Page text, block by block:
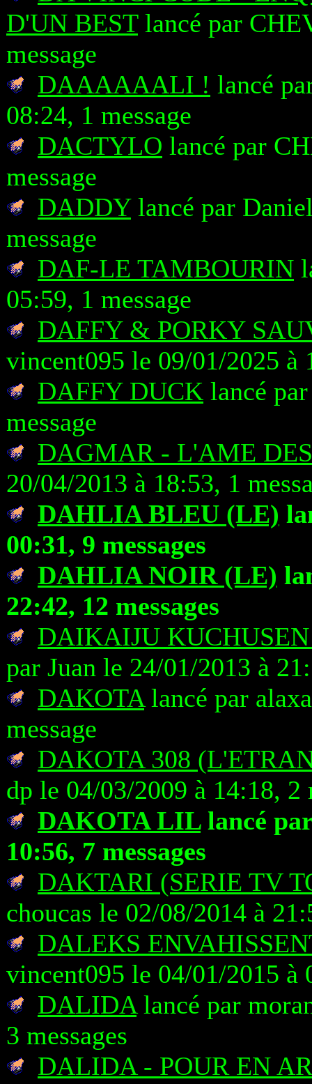
D'UN BESTlancé par
message
DAAAAAALI ! lancé
08:24, 1 message
DACTYLO lancé par
message
DADDYlancé par
message
DAF-LE TAMBOURIN
05:59, 1 message
DAFFY & PORKY
vincent095 le 09/01/2025 à
DAFFY DUCK lancé
message
DAGMAR - L'AME
20/04/2013 à 18:53, 1
DAHLIA BLEU (LE)
00:31, 9 messages
DAHLIA NOIR (LE)
22:42, 12 messages
DAIKAIJU
par Juan le 24/01/2013 à
DAKOTAlancé par
message
DAKOTA 308
dp le 04/03/2009 à 14:18, 2
DAKOTA LILlancé
10:56, 7 messages
DAKTARI (SERIE TV
choucas le 02/08/2014 à
DALEKS
vincent095 le 04/01/2015 à
DALIDAlancé par
3 messages
DALIDA - POUR EN